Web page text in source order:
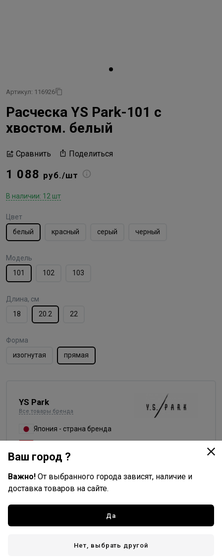
Артикул: 116926
Расческа YS Park-101 с
хвостом. белый
Сравнить Поделиться
1 088 руб./шт
В наличии: 12 шт
Цвет
белый
красный серый черный
Модель
101
102 103
Длина, см
18
20.2 22
Форма
изогнутая
прямая
YS Park
Все товары бренда
Япония - страна бренда
Доставка
Стоимость и способы доставки будут доступны при
оформлении заказа.
Ваш город ?
Важно! От выбранного города зависят, наличие и
доставка товаров на сайте.
Да
Нет, выбрать другой